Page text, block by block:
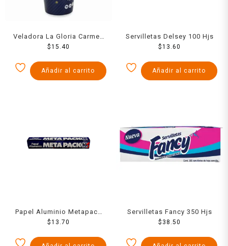
Veladora La Gloria Carmen
No 10 1 pza
$15.40
Añadir al carrito
Servilletas Delsey 100 Hjs
$13.60
Añadir al carrito
Papel Aluminio Metapack
38 Grs X 30 Cm Ancho 1
$13.70
Servilletas Fancy 350 Hjs
$ 38.50